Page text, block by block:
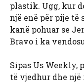
plastik. Ugg, kur
një enë për pije të
kanë pohuar se
Bravo i ka
Sipas Us Weekly,
të vjedhur dhe një